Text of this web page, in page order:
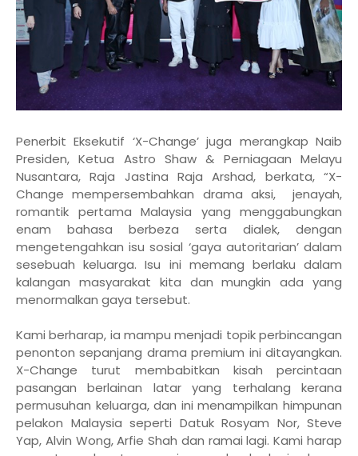
Penerbit Eksekutif ‘X-Change’ juga merangkap Naib
Presiden, Ketua Astro Shaw & Perniagaan Melayu
Nusantara, Raja Jastina Raja Arshad, berkata, “X-
Change mempersembahkan drama aksi, jenayah,
romantik pertama Malaysia yang menggabungkan
enam bahasa berbeza serta dialek, dengan
mengetengahkan isu sosial ‘gaya autoritarian’ dalam
sesebuah keluarga. Isu ini memang berlaku dalam
kalangan masyarakat kita dan mungkin ada yang
menormalkan gaya tersebut.
Kami berharap, ia mampu menjadi topik perbincangan
penonton sepanjang drama premium ini ditayangkan.
X-Change turut membabitkan kisah percintaan
pasangan berlainan latar yang terhalang kerana
permusuhan keluarga, dan ini menampilkan himpunan
pelakon Malaysia seperti Datuk Rosyam Nor, Steve
Yap, Alvin Wong, Arfie Shah dan ramai lagi. Kami harap